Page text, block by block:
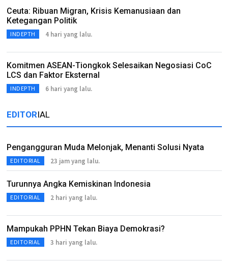
Ceuta: Ribuan Migran, Krisis Kemanusiaan dan
Ketegangan Politik
INDEPTH 4 hari yang lalu.
Komitmen ASEAN-Tiongkok Selesaikan Negosiasi CoC
LCS dan Faktor Eksternal
INDEPTH 6 hari yang lalu.
EDITORIAL
Pengangguran Muda Melonjak, Menanti Solusi Nyata
EDITORIAL 23 jam yang lalu.
Turunnya Angka Kemiskinan Indonesia
EDITORIAL 2 hari yang lalu.
Mampukah PPHN Tekan Biaya Demokrasi?
EDITORIAL 3 hari yang lalu.